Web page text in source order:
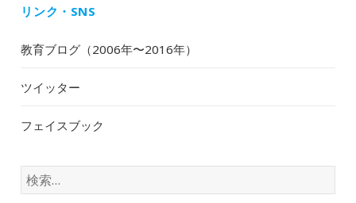
リンク・SNS
教育ブログ（2006年〜2016年）
ツイッター
フェイスブック
検
索: